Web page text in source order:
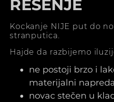
REŠENJE
Kockanje NIJE put do
stranputica.
Hajde da razbijemo
ne postoji brzo i
materijalni
novac stečen u